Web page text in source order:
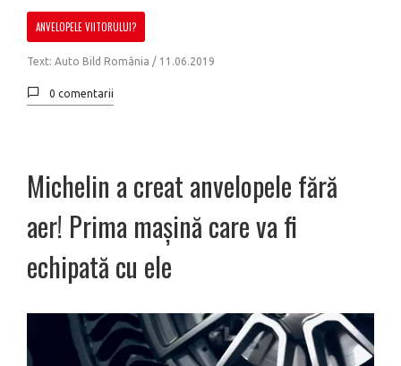
ANVELOPELE VIITORULUI?
Text: Auto Bild România / 11.06.2019
0 comentarii
Michelin a creat anvelopele fără
aer! Prima mașină care va fi
echipată cu ele